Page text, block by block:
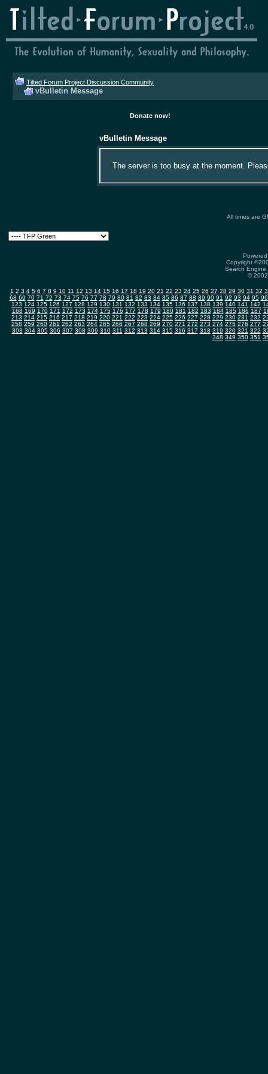
Tilted Forum Project Discussion Community
vBulletin Message
Donate now!
vBulletin Message
The server is too busy at the moment.
All times are
Copyright
Search
©
1 2 3 4 5 6 7 8 9 10 11 12 13 14 15 16 17 18 19 20 21 22 23 24 25 26 27 28 29 30 31 32
68 69 70 71 72 73 74 75 76 77 78 79 80 81 82 83 84 85 86 87 88 89 90 91 92 93 94 95 96
123 124 125 126 127 128 129 130 131 132 133 134 135 136 137 138 139 140 141 142
168 169 170 171 172 173 174 175 176 177 178 179 180 181 182 183 184 185 186 187
213 214 215 216 217 218 219 220 221 222 223 224 225 226 227 228 229 230 231 232
258 259 260 261 262 263 264 265 266 267 268 269 270 271 272 273 274 275 276 277
303 304 305 306 307 308 309 310 311 312 313 314 315 316 317 318 319 320 321 322
348 349 350 351